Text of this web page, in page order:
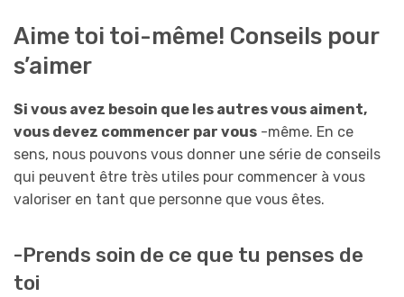
Aime toi toi-même! Conseils pour
s’aimer
Si vous avez besoin que les autres vous aiment,
vous devez commencer par vous -même. En ce
sens, nous pouvons vous donner une série de conseils
qui peuvent être très utiles pour commencer à vous
valoriser en tant que personne que vous êtes.
-Prends soin de ce que tu penses de
toi